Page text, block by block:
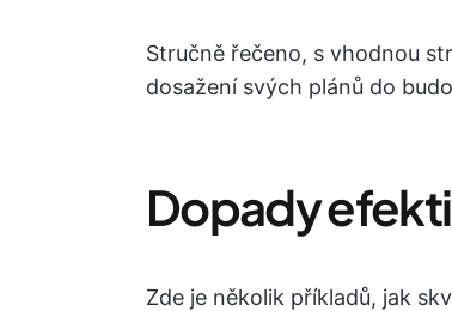
Stručně řečeno, s vhodnou
dosažení svých plánů do
Dopady
Zde je několik příkladů, jak